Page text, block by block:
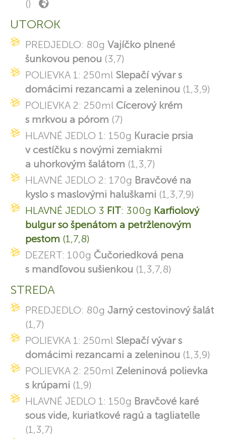
()
UTOROK
PREDJEDLO: 80g Vajíčko plnené
šunkovou penou (3,7)
POLIEVKA 1: 250ml Slepačí vývar s
domácimi rezancami a zeleninou (1,3,9)
POLIEVKA 2: 250ml Cícerový krém
s mrkvou a pórom (7)
HLAVNÉ JEDLO 1: 150g Kuracie prsia
v cestíčku s novými zemiakmi
a uhorkovým šalátom (1,3,7)
HLAVNÉ JEDLO 2: 170g Bravčové na
kyslo s maslovými haluškami (1,3,7,9)
HLAVNÉ JEDLO 3 FIT: 300g Karfiolový
bulgur so špenátom a petržlenovým
pestom (1,7,8)
DEZERT: 100g Čučoriedková pena
s mandľovou sušienkou (1,3,7,8)
STREDA
PREDJEDLO: 80g Jarný cestovinový šalát
(1,7)
POLIEVKA 1: 250ml Slepačí vývar s
domácimi rezancami a zeleninou (1,3,9)
POLIEVKA 2: 250ml Zeleninová polievka
s krúpami (1,9)
HLAVNÉ JEDLO 1: 150g Bravčové karé
sous vide, kuriatkové ragú a tagliatelle
(1,3,7)